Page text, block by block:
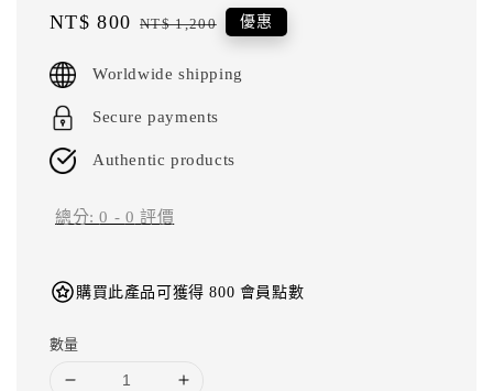
Sale
NT$ 800 Regular
NT$ 1,200 優惠
Worldwide shipping
Secure payments
Authentic products
總分:0 - 0 評價
購買此產品可獲得 800 會員點數
數量